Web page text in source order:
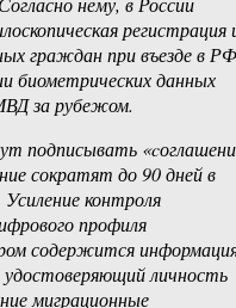
регистрация
граждан при въезде в
биометрических данных
за рубежом.
подписывать
сократят до 90 дней в
контроля
профиля
содержится
личность
миграционные